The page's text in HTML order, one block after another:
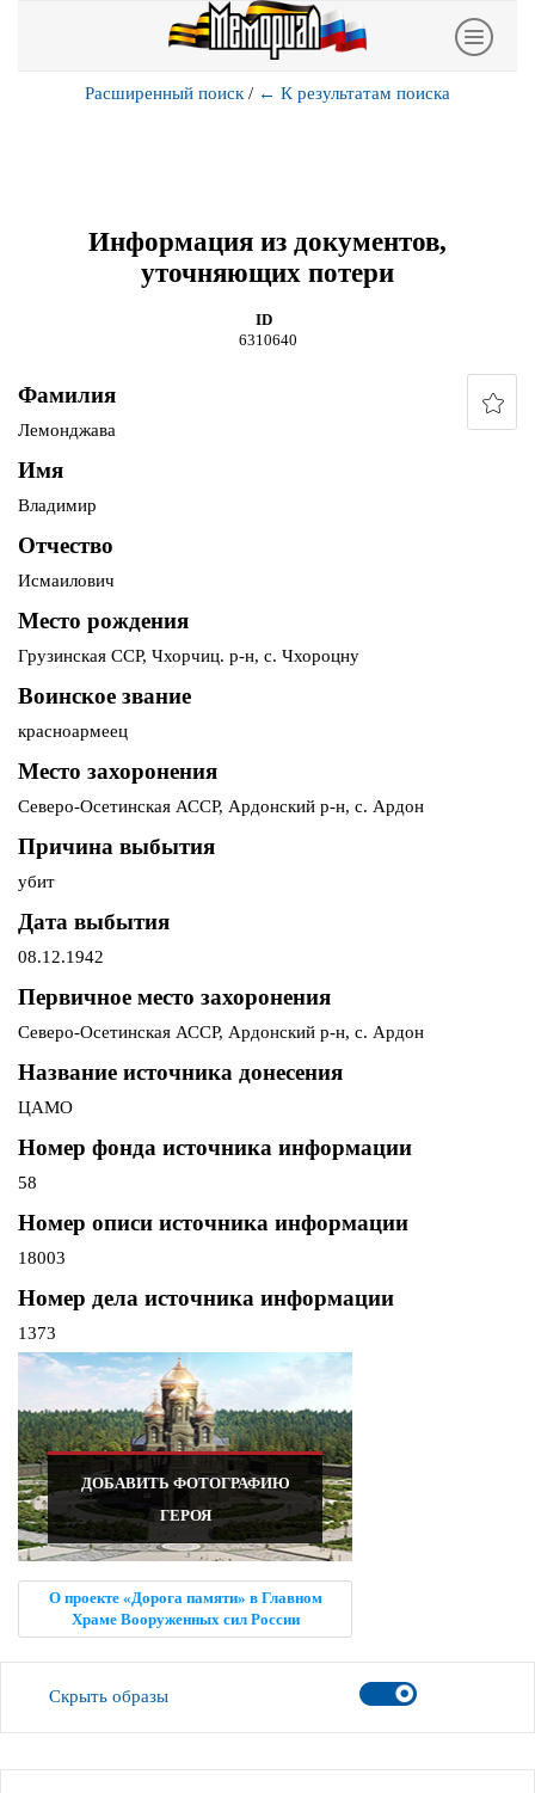
Расширенный поиск / ← К результатам поиска
Информация из документов,
уточняющих потери
ID
6310640
Фамилия
Лемонджава
Имя
Владимир
Отчество
Исмаилович
Место рождения
Грузинская ССР, Чхорчиц. р-н, с. Чхороцну
Воинское звание
красноармеец
Место захоронения
Северо-Осетинская АССР, Ардонский р-н, с. Ардон
Причина выбытия
убит
Дата выбытия
08.12.1942
Первичное место захоронения
Северо-Осетинская АССР, Ардонский р-н, с. Ардон
Название источника донесения
ЦАМО
Номер фонда источника информации
58
Номер описи источника информации
18003
Номер дела источника информации
1373
ДОБАВИТЬ ФОТОГРАФИЮ
ГЕРОЯ
О проекте «Дорога памяти» в Главном
Храме Вооруженных сил России
Скрыть образы